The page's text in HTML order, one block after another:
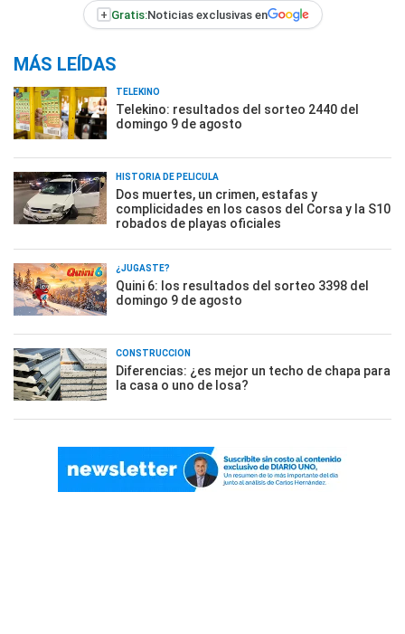
+ Gratis:Noticias exclusivas en
MÁS LEÍDAS
TELEKINO
Telekino: resultados del sorteo 2440 del
domingo 9 de agosto
HISTORIA DE PELÍCULA
Dos muertes, un crimen, estafas y
complicidades en los casos del Corsa y la S10
robados de playas oficiales
¿JUGASTE?
Quini 6: los resultados del sorteo 3398 del
domingo 9 de agosto
CONSTRUCCIÓN
Diferencias: ¿es mejor un techo de chapa para
la casa o uno de losa?